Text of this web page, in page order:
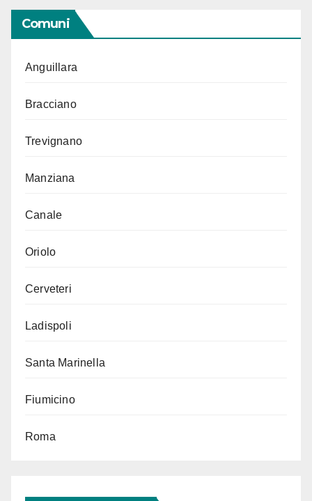
Comuni
Anguillara
Bracciano
Trevignano
Manziana
Canale
Oriolo
Cerveteri
Ladispoli
Santa Marinella
Fiumicino
Roma